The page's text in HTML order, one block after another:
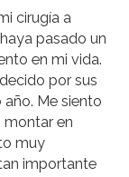
cirugía a
pasado un
en mi vida.
por sus
Me siento
montar en
muy
importante